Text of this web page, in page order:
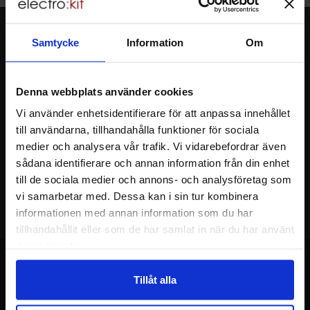
Samtycke Information Om
Denna webbplats använder cookies
Vi använder enhetsidentifierare för att anpassa innehållet
till användarna, tillhandahålla funktioner för sociala
medier och analysera vår trafik. Vi vidarebefordrar även
sådana identifierare och annan information från din enhet
till de sociala medier och annons- och analysföretag som
vi samarbetar med. Dessa kan i sin tur kombinera
informationen med annan information som du har
tillhandahållit eller som de har samlat in när du har använt
Tillåt alla
Nyhetsbrev
Du kommer att få ca 1 utskick / månad. Avbryt enkelt när du vill.
Din e-post